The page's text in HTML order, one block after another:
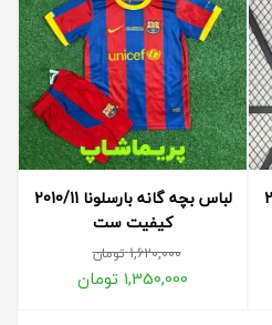
لباس بچه گانه بارسلونا 2010/11
کیفیت ست
1,620,000تومان
1,350,000 تومان